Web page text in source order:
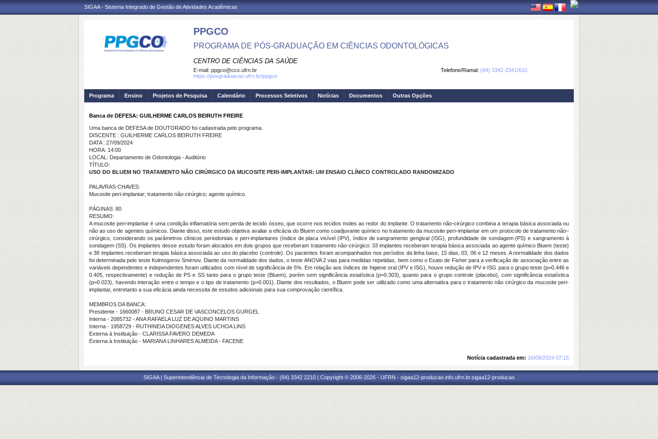
SIGAA - Sistema Integrado de Gestão de Atividades Acadêmicas
PPGCO
PROGRAMA DE PÓS-GRADUAÇÃO EM CIÊNCIAS ODONTOLÓGICAS
CENTRO DE CIÊNCIAS DA SAÚDE
Telefone/Ramal: (84) 3342-2341/610
E-mail: ppgco@ccs.ufrn.br
https://posgraduacao.ufrn.br/ppgco
Programa Ensino Projetos de Pesquisa Calendário Processos Seletivos Notícias Documentos Outras Opções
Banca de DEFESA: GUILHERME CARLOS BEIRUTH FREIRE
Uma banca de DEFESA de DOUTORADO foi cadastrada pelo programa.
DISCENTE : GUILHERME CARLOS BEIRUTH FREIRE
DATA : 27/09/2024
HORA: 14:00
LOCAL: Departamento de Odontologia - Auditório
TÍTULO:
USO DO BLUEM NO TRATAMENTO NÃO CIRÚRGICO DA MUCOSITE PERI-IMPLANTAR: UM ENSAIO CLÍNICO CONTROLADO RANDOMIZADO
PALAVRAS-CHAVES:
Mucosite peri-implantar; tratamento não-cirúrgico; agente químico.
PÁGINAS: 80
RESUMO:
A mucosite peri-implantar é uma condição inflamatória sem perda de tecido ósseo, que ocorre nos tecidos moles ao redor do implante. O tratamento não-cirúrgico combina a terapia básica associada ou
não ao uso de agentes químicos. Diante disso, este estudo objetiva avaliar a eficácia do Bluem como coadjuvante químico no tratamento da mucosite peri–implantar em um protocolo de tratamento não–
cirúrgico, considerando os parâmetros clínicos periodontais e peri-implantares (índice de placa visível (IPV), índice de sangramento gengival (ISG), profundidade de sondagem (PS) e sangramento à
sondagem (SS). Os implantes desse estudo foram alocados em dois grupos que receberam tratamento não-cirúrgico: 33 implantes receberam terapia básica associada ao agente químico Bluem (teste)
e 38 implantes receberam terapia básica associada ao uso do placebo (controle). Os pacientes foram acompanhados nos períodos da linha base, 15 dias, 03, 06 e 12 meses. A normalidade dos dados
foi determinada pelo teste Kolmogorov Smirnov. Diante da normalidade dos dados, o teste ANOVA 2 vias para medidas repetidas, bem como o Exato de Fisher para a verificação de associação entre as
variáveis dependentes e independentes foram utilizados com nível de significância de 5%. Em relação aos índices de higiene oral (IPV e ISG), houve redução de IPV e ISG para o grupo teste (p=0.446 e
0.405, respectivamente) e redução de PS e SS tanto para o grupo teste (Bluem), porém sem significância estatística (p=0.303), quanto para o grupo controle (placebo), com significância estatística
(p=0.023), havendo interação entre o tempo e o tipo de tratamento (p=0.001). Diante dos resultados, o Bluem pode ser utilizado como uma alternativa para o tratamento não cirúrgico da mucosite peri-
implantar, entretanto a sua eficácia ainda necessita de estudos adicionais para sua comprovação científica.
MEMBROS DA BANCA:
Presidente - 1660087 - BRUNO CESAR DE VASCONCELOS GURGEL
Interna - 2085732 - ANA RAFAELA LUZ DE AQUINO MARTINS
Interna - 1958729 - RUTHINEIA DIOGENES ALVES UCHOA LINS
Externa à Instituição - CLARISSA FAVERO DEMEDA
Externa à Instituição - MARIANA LINHARES ALMEIDA - FACENE
Notícia cadastrada em: 16/09/2024 07:15
SIGAA | Superintendência de Tecnologia da Informação - (84) 3342 2210 | Copyright © 2006-2026 - UFRN - sigaa12-producao.info.ufrn.br.sigaa12-producao